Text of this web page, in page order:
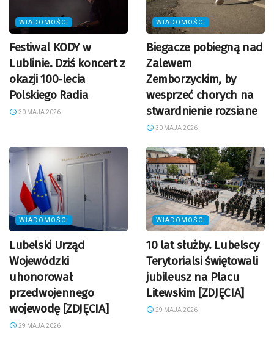
WIADOMOŚCI
Festiwal KODY w
Lublinie. Dziś koncert z
okazji 100-lecia
Polskiego Radia
30 MAJA 2026
WIADOMOŚCI
Biegacze pobiegną nad
Zalewem
Zemborzyckim, by
wesprzeć chorych na
stwardnienie rozsiane
30 MAJA 2026
WIADOMOŚCI
Lubelski Urząd
Wojewódzki
uhonorował
przedwojennego
wojewodę [ZDJĘCIA]
29 MAJA 2026
WIADOMOŚCI
10 lat służby. Lubelscy
Terytorialsi świętowali
jubileusz na Placu
Litewskim [ZDJĘCIA]
29 MAJA 2026